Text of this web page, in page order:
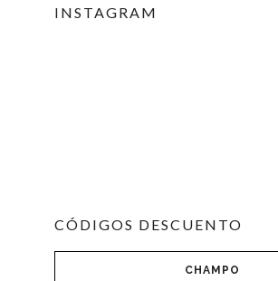
INSTAGRAM
CÓDIGOS DESCUENTO
CHAMPO